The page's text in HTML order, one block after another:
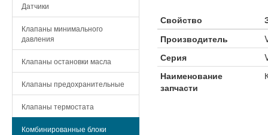
Датчики
Клапаны минимального
давления
Клапаны остановки масла
Клапаны предохранительные
Клапаны термостата
Комбинированные блоки
Свойство
Производитель
Серия
Наименование
запчасти